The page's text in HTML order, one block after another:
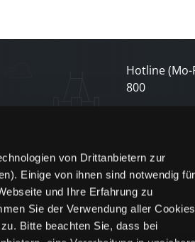
von Drittanbietern zur
Einige von ihnen sind notwendig für
und Ihre Erfahrung zu
Sie der Verwendung aller Cookies
Bitte beachten Sie, dass bei
Hotline (Mo-
800
und keine
jetzt